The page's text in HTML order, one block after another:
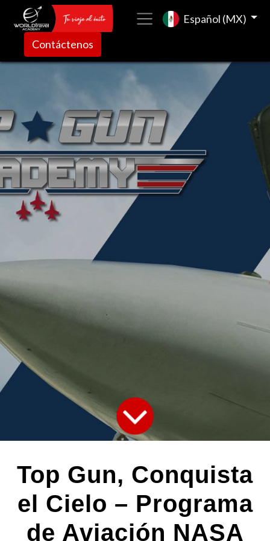
Español (MX)
Contáctenos
Top Gun, Conquista
el Cielo – Programa
de Aviación NASA